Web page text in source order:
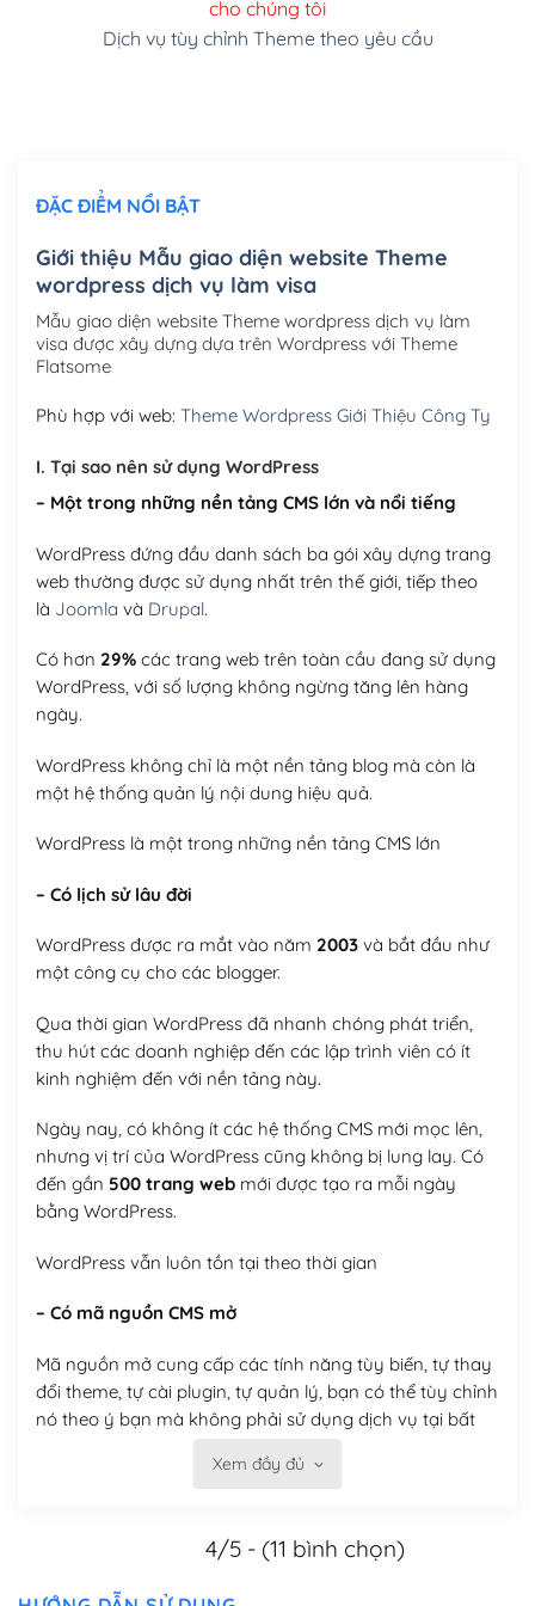
Cài đặt SMTP Mail cho site Wordpress(+100,000₫)
Mua thêm Host + Tên miền
Tên miền quốc tế .com .net .org (1 năm)
Tên miền Việt Nam .vn (1 năm)
Hosting 2GB SSD (1 năm)(+450,000₫)
Hosting 8GB SSD (1 năm) (+950,000₫)
cho chúng tôi
Dịch vụ tùy chỉnh Theme theo yêu cầu
ĐẶC ĐIỂM NỔI BẬT
Giới thiệu Mẫu giao diện website Theme
wordpress dịch vụ làm visa
Mẫu giao diện website Theme wordpress dịch vụ làm
visa được xây dựng dựa trên Wordpress với Theme
Flatsome
Phù hợp với web: Theme Wordpress Giới Thiệu Công Ty
I. Tại sao nên sử dụng WordPress
– Một trong những nền tảng CMS lớn và nổi tiếng
WordPress đứng đầu danh sách ba gói xây dựng trang
web thường được sử dụng nhất trên thế giới, tiếp theo
là Joomla và Drupal.
Có hơn 29%các trang web trên toàn cầu đang sử dụng
WordPress, với số lượng không ngừng tăng lên hàng
ngày.
WordPress không chỉ là một nền tảng blog mà còn là
một hệ thống quản lý nội dung hiệu quả.
WordPress là một trong những nền tảng CMS lớn
– Có lịch sử lâu đời
WordPress được ra mắt vào năm 2003và bắt đầu như
một công cụ cho các blogger.
Qua thời gian WordPress đã nhanh chóng phát triển,
thu hút các doanh nghiệp đến các lập trình viên có ít
kinh nghiệm đến với nền tảng này.
Ngày nay, có không ít các hệ thống CMS mới mọc lên,
nhưng vị trí của WordPress cũng không bị lung lay. Có
đến gần 500 trang webmới được tạo ra mỗi ngày
bằng WordPress.
WordPress vẫn luôn tồn tại theo thời gian
– Có mã nguồn CMS mở
Mã nguồn mở cung cấp các tính năng tùy biến, tự thay
đổi theme, tự cài plugin, tự quản lý, bạn có thể tùy chỉnh
nó theo ý bạn mà không phải sử dụng dịch vụ tại bất
Xem đầy đủ
4/5 - (11 bình chọn)